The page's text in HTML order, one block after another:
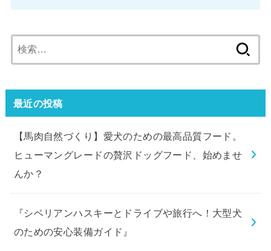
索:
最近の投稿
【馬肉自然づくり】愛犬のための最高品質フード。
ヒューマングレードの贅沢ドッグフード、始めませ
んか？
『シベリアンハスキーとドライブや旅行へ！大型犬
のための安心装備ガイド』